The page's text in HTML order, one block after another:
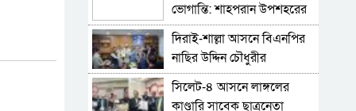
ভোগান্তি: শাহপরান উপশহরের
রাস্তাঘাট সংস্কারের দাবি
দিরাই-শাল্লা আসনে বিএনপির
নাছির উদ্দিন চৌধুরীর
মনোনয়নপত্র সংগ্রহ
সিলেট-৪ আসনে লাঙ্গলের
কাণ্ডারি সাবেক ছাত্রনেতা